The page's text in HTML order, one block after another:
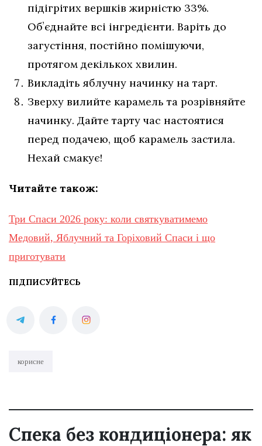
підігрітих вершків жирністю 33%.
Обʼєднайте всі інгредієнти. Варіть до
загустіння, постійно помішуючи,
протягом декількох хвилин.
Викладіть яблучну начинку на тарт.
Зверху вилийте карамель та розрівняйте
начинку. Дайте тарту час настоятися
перед подачею, щоб карамель застила.
Нехай смакує!
Читайте також:
Три Спаси 2026 року: коли святкуватимемо
Медовий, Яблучний та Горіховий Спаси і що
приготувати
ПІДПИСУЙТЕСЬ
корисне
Спека без кондиціонера: як